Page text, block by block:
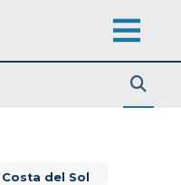
Costa del Sol